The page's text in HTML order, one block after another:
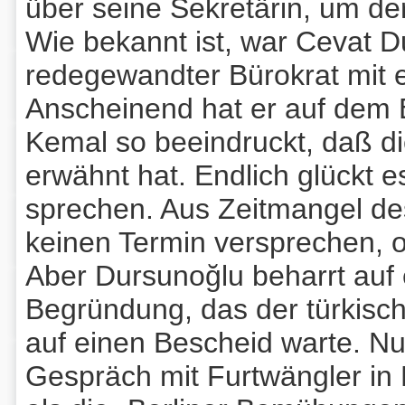
über seine Sekretärin, um
Wie bekannt ist, war Cevat
redegewandter Bürokrat mit
Anscheinend hat er auf
Kemal so beeindruckt, daß
erwähnt hat. Endlich glückt
sprechen. Aus Zeitmangel
keinen Termin versprechen,
Aber Dursunoğlu beharrt
Begründung, das der
auf einen Bescheid warte.
Gespräch mit Furtwängler